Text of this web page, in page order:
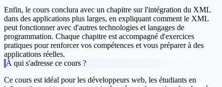
Enfin, le cours conclura avec un chapitre sur l'intégration du XML
dans des applications plus larges, en expliquant comment le XML
peut fonctionner avec d'autres technologies et langages de
programmation. Chaque chapitre est accompagné d'exercices
pratiques pour renforcer vos compétences et vous préparer à des
applications réelles.
À qui s'adresse ce cours ?
Ce cours est idéal pour les développeurs web, les étudiants en